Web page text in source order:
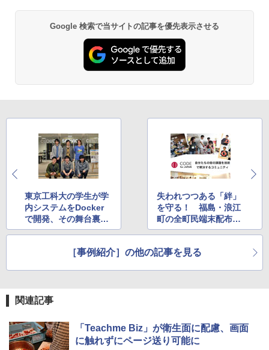
Google 検索で当サイトの記事を優先表示させる
東京工科大の学生が学
内システムをDocker
で開発、その舞台裏を
聞く
失われつつある「絆」
を守る！ 福島・浪江
町の全町民端末配布事
業で「怒涛の展開」
［事例紹介］の他の記事を見る
関連記事
「Teachme Biz」が衛生面に配慮、画面
に触れずにページ送り可能に